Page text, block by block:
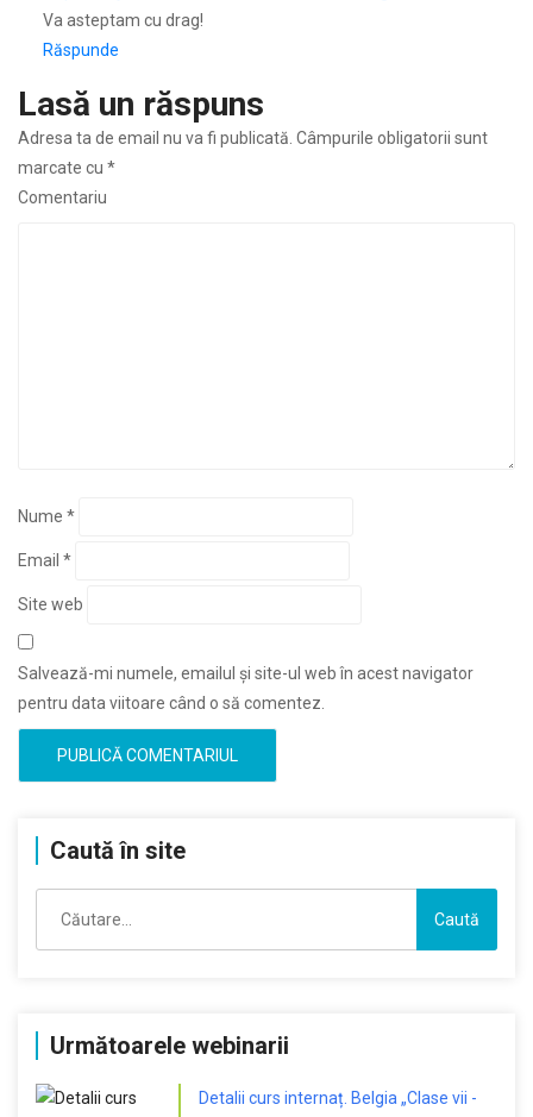
Va asteptam cu drag!
Răspunde
Lasă un răspuns
Adresa ta de email nu va fi publicată. Câmpurile obligatorii sunt
marcate cu *
Comentariu
Nume *
Email *
Site web
Salvează-mi numele, emailul și site-ul web în acest navigator
pentru data viitoare când o să comentez.
Caută în site
după:
Următoarele webinarii
Detalii curs internaț. Belgia „Clase vii -